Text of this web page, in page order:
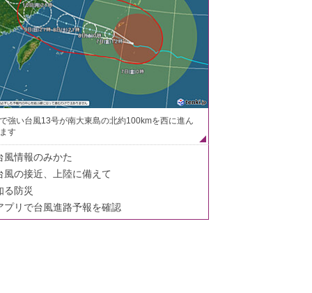
強い台風13号が南大東島の北約100kmを西に進ん
す
風情報のみかた
風の接近、上陸に備えて
る防災
プリで台風進路予報を確認